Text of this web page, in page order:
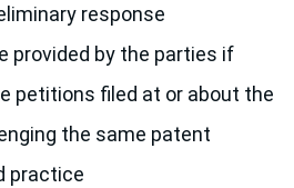
response
provided by the parties if
petitions filed at or about the
the same patent
practice